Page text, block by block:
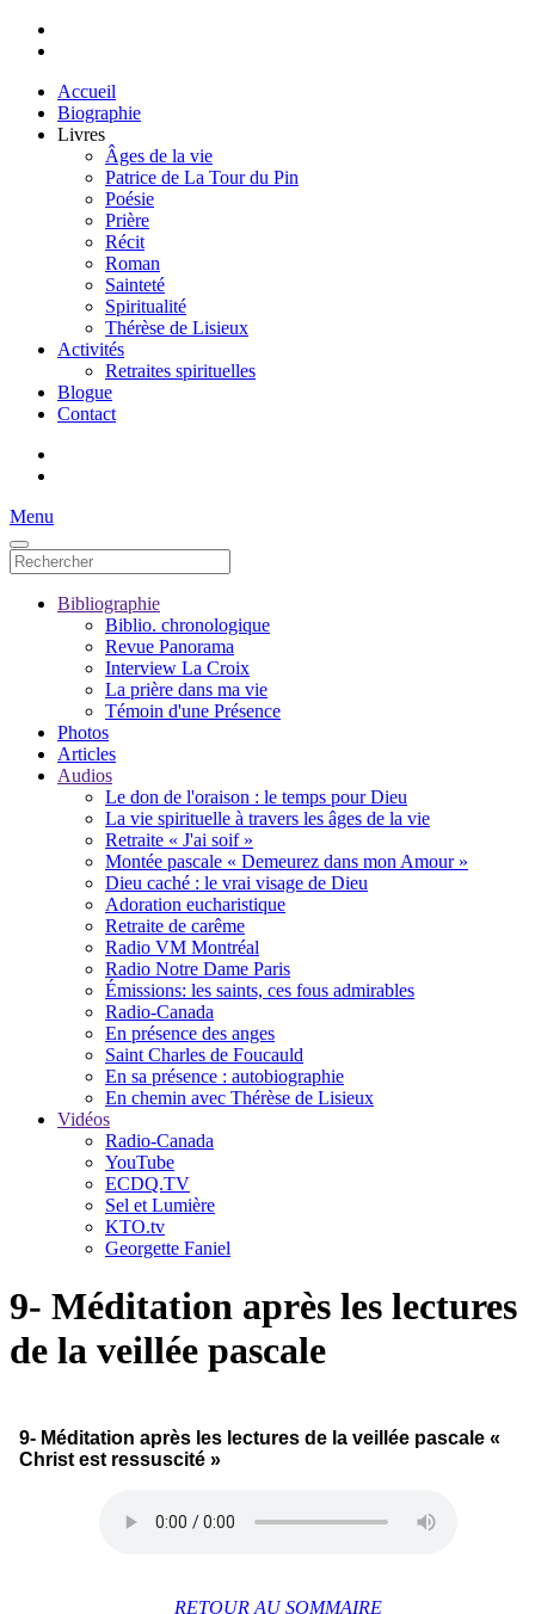
Accueil
Biographie
Livres
Âges de la vie
Patrice de La Tour du Pin
Poésie
Prière
Récit
Roman
Sainteté
Spiritualité
Thérèse de Lisieux
Activités
Retraites spirituelles
Blogue
Contact
Menu
Bibliographie
Biblio. chronologique
Revue Panorama
Interview La Croix
La prière dans ma vie
Témoin d'une Présence
Photos
Articles
Audios
Le don de l'oraison : le temps pour Dieu
La vie spirituelle à travers les âges de la vie
Retraite « J'ai soif »
Montée pascale « Demeurez dans mon Amour »
Dieu caché : le vrai visage de Dieu
Adoration eucharistique
Retraite de carême
Radio VM Montréal
Radio Notre Dame Paris
Émissions: les saints, ces fous admirables
Radio-Canada
En présence des anges
Saint Charles de Foucauld
En sa présence : autobiographie
En chemin avec Thérèse de Lisieux
Vidéos
Radio-Canada
YouTube
ECDQ.TV
Sel et Lumière
KTO.tv
Georgette Faniel
9- Méditation après les lectures
de la veillée pascale
9- Méditation après les lectures de la veillée pascale «
Christ est ressuscité »
RETOUR AU SOMMAIRE